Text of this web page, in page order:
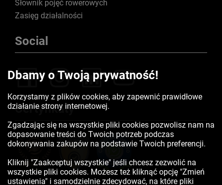
Słownik pojęć rowerowych
Zasięg działalności
Social
Certyfikaty
Dbamy o Twoją prywatność!
Korzystamy z plików cookies, aby zapewnić prawidłowe
działanie strony internetowej.
Zgadzając się na wszystkie pliki cookies pozwolisz nam na
dopasowanie treści do Twoich potrzeb podczas
dokonywania zakupów na podstawie Twoich preferencji.
Kliknij "Zaakceptuj wszystkie" jeśli chcesz zezwolić na
wszystkie pliki cookies. Możesz też kliknąć opcję "Zmień
ustawienia" i samodzielnie zdecydować, na które pliki